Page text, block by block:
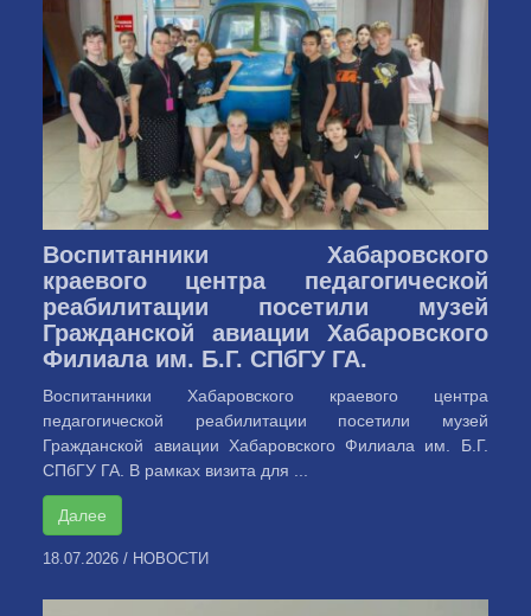
Воспитанники Хабаровского
краевого центра педагогической
реабилитации посетили музей
Гражданской авиации Хабаровского
Филиала им. Б.Г. СПбГУ ГА.
Воспитанники Хабаровского краевого центра
педагогической реабилитации посетили музей
Гражданской авиации Хабаровского Филиала им. Б.Г.
СПбГУ ГА. В рамках визита для ...
Далее
18.07.2026 / НОВОСТИ